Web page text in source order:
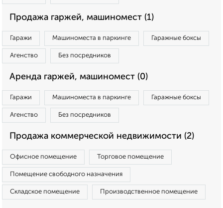
Продажа гаржей, машиномест (1)
Гаражи Машиноместа в паркинге Гаражные боксы
Агенство Без посредников
Аренда гаржей, машиномест (0)
Гаражи Машиноместа в паркинге Гаражные боксы
Агенство Без посредников
Продажа коммерческой недвижимости (2)
Офисное помещение Торговое помещение
Помещение свободного назначения
Складское помещение Производственное помещение